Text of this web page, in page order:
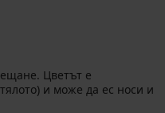
Цветът е
и може да ес носи и